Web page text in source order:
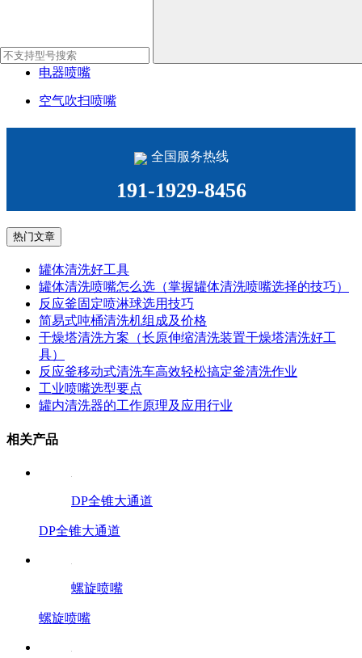
燃油燃烧喷嘴
电器喷嘴
空气吹扫喷嘴
全国服务热线
191-1929-8456
热门文章
罐体清洗好工具
罐体清洗喷嘴怎么选（掌握罐体清洗喷嘴选择的技巧）
反应釜固定喷淋球选用技巧
简易式吨桶清洗机组成及价格
干燥塔清洗方案（长原伸缩清洗装置干燥塔清洗好工
具）
反应釜移动式清洗车高效轻松搞定釜清洗作业
工业喷嘴选型要点
罐内清洗器的工作原理及应用行业
相关产品
DP全锥大通道
DP全锥大通道
螺旋喷嘴
螺旋喷嘴